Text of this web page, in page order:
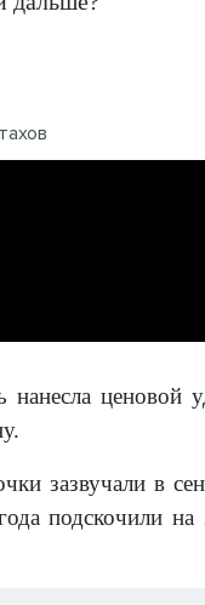
ценовой
зазвучали в
подскочили